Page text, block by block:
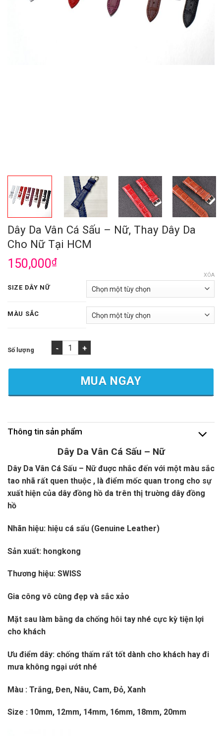
Dây Da Vân Cá Sấu – Nữ, Thay Dây Da
Cho Nữ Tại HCM
150,000₫
SIZE DÂY NỮ
MÀU SẮC
XÓA
Dây Da Vân Cá Sấu - Nữ, Thay Dây Da Cho Nữ Tại HCM số
MUA NGAY
Thông tin sản phẩm
Dây Da Vân Cá Sấu – Nữ
Dây Da Vân Cá Sấu – Nữ đuợc nhắc đến với một màu sắc
tao nhã rất quen thuộc , là điểm mốc quan trong cho sự
xuất hiện của dây đồng hồ da trên thị truờng dây đồng
hồ
Nhãn hiệu: hiệu cá sấu (Genuine Leather)
Sản xuất: hongkong
Thương hiệu: SWISS
Gia công vô cùng đẹp và sắc xảo
Mặt sau làm bằng da chống hôi tay nhé cực kỳ tiện lợi
cho khách
Ưu điểm dây: chống thấm rất tốt dành cho khách hay đi
mưa không ngại ướt nhé
Màu : Trắng, Đen, Nâu, Cam, Đỏ, Xanh
Size : 10mm, 12mm, 14mm, 16mm, 18mm, 20mm